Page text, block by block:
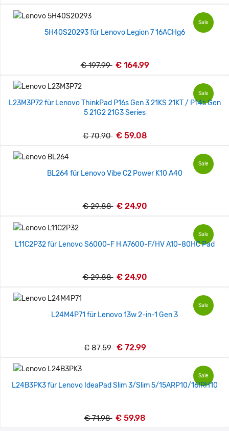
Sale
5H40S20293 für Lenovo Legion 7 16ACHg6
€ 197.99 € 164.99
Sale
L23M3P72 für Lenovo ThinkPad P16s Gen 3 21KS 21KT / P14s Gen
5 21G2 21G3 Series
€ 70.90 € 59.08
Sale
BL264 für Lenovo Vibe C2 Power K10 A40
€ 29.88 € 24.90
Sale
L11C2P32 für Lenovo S6000-F H A7600-F/HV A10-80HC Pad
€ 29.88 € 24.90
Sale
L24M4P71 für Lenovo 13w 2-in-1 Gen 3
€ 87.59 € 72.99
Sale
L24B3PK3 für Lenovo IdeaPad Slim 3/Slim 5/15ARP10/16IRH10
€ 71.98 € 59.98